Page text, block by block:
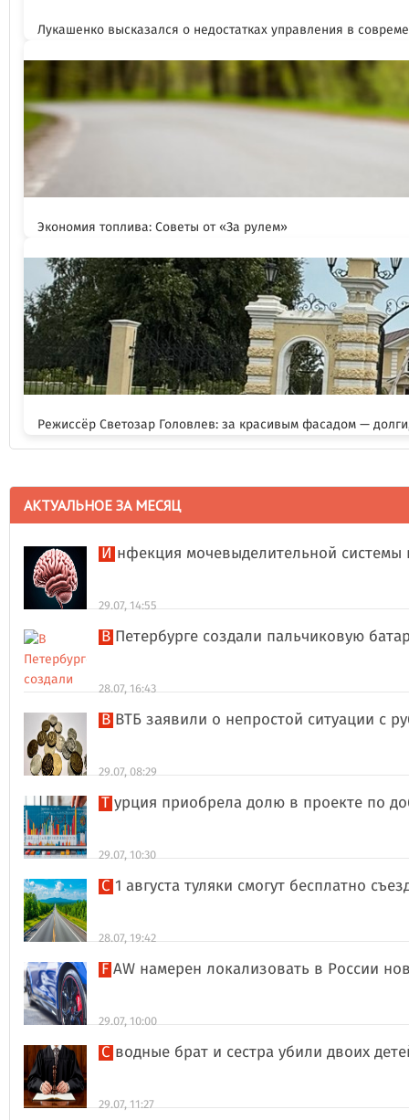
Лукашенко высказался о недостатках управления в
Экономия топлива: Советы от «За рулем»
Режиссёр Светозар Головлев: за красивым фасадом —
АКТУАЛЬНОЕ ЗА МЕСЯЦ
Инфекция мочевыделительной
29.07, 14:55
В Петербурге создали пальчиковую
28.07, 16:43
В ВТБ заявили о непростой ситуации с
29.07, 08:29
Турция приобрела долю в проекте по
29.07, 10:30
С 1 августа туляки смогут бесплатно
28.07, 19:42
FAW намерен локализовать в России
29.07, 10:00
Сводные брат и сестра убили двоих
29.07, 11:27